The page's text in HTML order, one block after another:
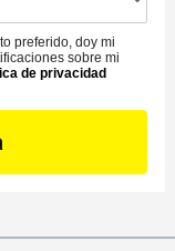
preferido, doy mi
sobre mi
de privacidad